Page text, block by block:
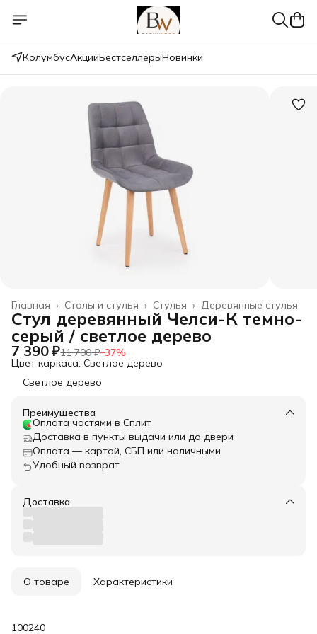
КолумбусАкцииБестселлерыНовинки
Деревянные стулья
Стулья ›
Столы и стулья ›
Главная ›
Стул деревянный Челси-К темно-
серый / светлое дерево
7 390 ₽11 700 ₽−37%
Цвет каркаса: Светлое дерево
Светлое дерево
Преимущества
Оплата частями в Сплит
Доставка в пункты выдачи или до двери
Оплата — картой, СБП или наличными
Удобный возврат
Доставка
О товаре Характеристики
100240